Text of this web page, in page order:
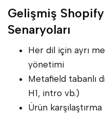
Gelişmiş
Senaryoları
Her dil için ayrı
yönetimi
Metafield tabanlı
H1, intro vb.)
Ürün karşılaştırma